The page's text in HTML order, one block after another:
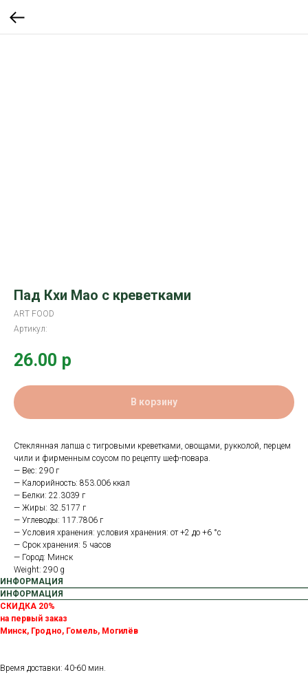
Пад Кхи Мао с креветками
ART FOOD
Артикул:
26.00 р
В корзину
Стеклянная лапша с тигровыми креветками, овощами, рукколой, перцем
чили и фирменным соусом по рецепту шеф-повара.
— Вес: 290 г
— Калорийность: 853.006 ккал
— Белки: 22.3039 г
— Жиры: 32.5177 г
— Углеводы: 117.7806 г
— Условия хранения: условия хранения: от +2 до +6 °с
— Срок хранения: 5 часов
— Город: Минск
Weight: 290 g
ИНФОРМАЦИЯ
ИНФОРМАЦИЯ
СКИДКА 20%
на первый заказ
Минск, Гродно, Гомель, Могилёв
Время доставки: 40-60 мин.